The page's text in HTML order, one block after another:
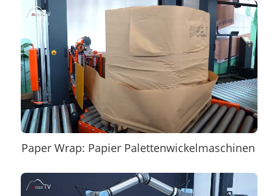
Paper Wrap: Papier Palettenwickelmaschinen